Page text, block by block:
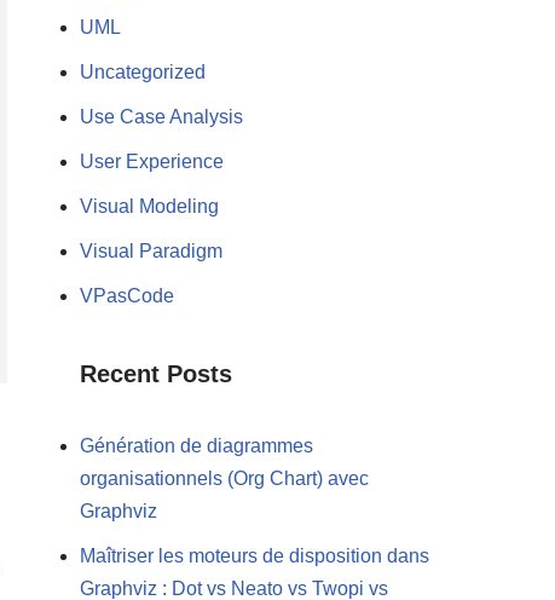
UML
Uncategorized
Use Case Analysis
User Experience
Visual Modeling
Visual Paradigm
VPasCode
Recent Posts
Génération de diagrammes
organisationnels (Org Chart) avec
Graphviz
Maîtriser les moteurs de disposition dans
Graphviz : Dot vs Neato vs Twopi vs